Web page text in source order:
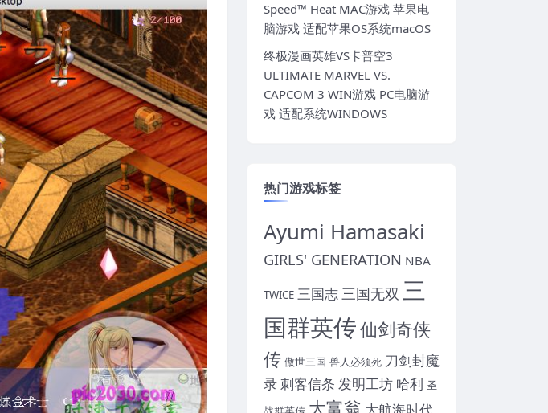
Speed™ Heat MAC游戏 苹果电
脑游戏 适配苹果OS系统macOS
终极漫画英雄VS卡普空3
ULTIMATE MARVEL VS.
CAPCOM 3 WIN游戏 PC电脑游
戏 适配系统WINDOWS
热门游戏标签
Ayumi Hamasaki
GIRLS' GENERATION NBA
TWICE 三国志三国无双 三
国群英传仙剑奇侠
传 傲世三国 兽人必须死 刀剑封魔
录刺客信条 发明工坊 哈利 圣
大富翁